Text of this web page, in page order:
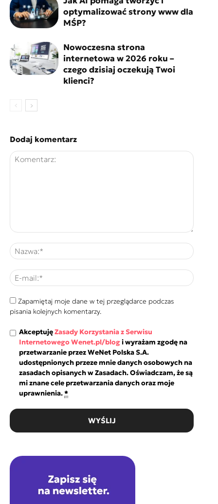
optymalizować strony www dla
MŚP?
Nowoczesna strona
internetowa w 2026 roku –
czego dzisiaj oczekują Twoi
klienci?
Dodaj komentarz
Zapamiętaj moje dane w tej przeglądarce podczas
pisania kolejnych komentarzy.
AkceptujęZasady Korzystania z Serwisu
Internetowego Wenet.pl/blogi wyrażam zgodę na
przetwarzanie przez WeNet Polska S.A.
udostępnionych przeze mnie danych osobowych na
zasadach opisanych w Zasadach. Oświadczam, że są
mi znane cele przetwarzania danych oraz moje
uprawnienia.*